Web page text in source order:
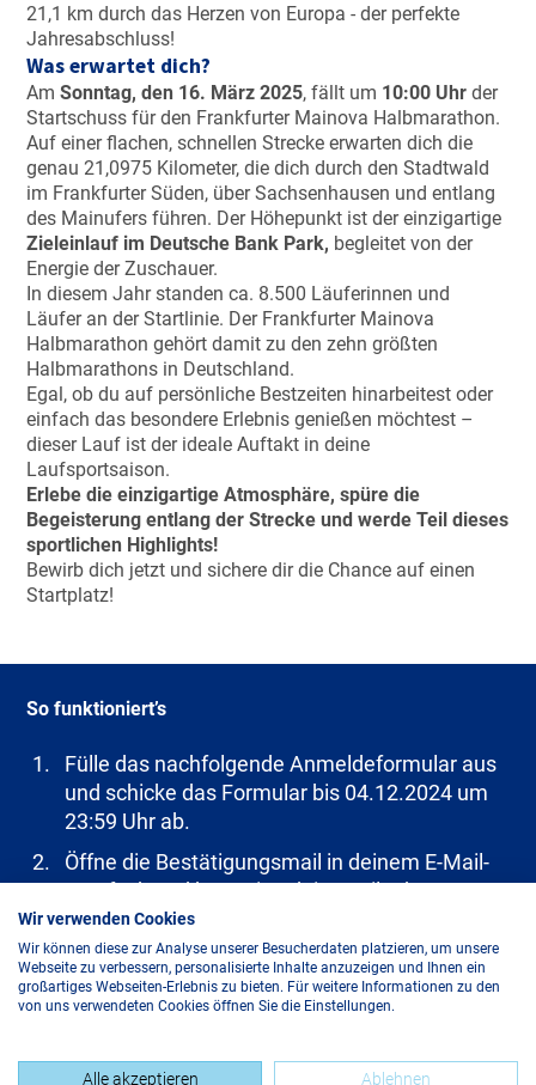
21,1 km durch das Herzen von Europa - der perfekte
Jahresabschluss!
Was erwartet dich?
AmSonntag, den 16. März 2025, fällt um 10:00 Uhr der
Startschuss für den Frankfurter Mainova Halbmarathon.
Auf einer flachen, schnellen Strecke erwarten dich die
genau 21,0975 Kilometer, die dich durch den Stadtwald
im Frankfurter Süden, über Sachsenhausen und entlang
des Mainufers führen. Der Höhepunkt ist der einzigartige
Zieleinlauf im Deutsche Bank Park, begleitet von der
Energie der Zuschauer.
In diesem Jahr standen ca. 8.500 Läuferinnen und
Läufer an der Startlinie. Der Frankfurter Mainova
Halbmarathon gehört damit zu den zehn größten
Halbmarathons in Deutschland.
Egal, ob du auf persönliche Bestzeiten hinarbeitest oder
einfach das besondere Erlebnis genießen möchtest –
dieser Lauf ist der ideale Auftakt in deine
Laufsportsaison.
Erlebe die einzigartige Atmosphäre, spüre die
Begeisterung entlang der Strecke und werde Teil dieses
sportlichen Highlights!
Bewirb dich jetzt und sichere dir die Chance auf einen
Startplatz!
So funktioniert’s
Fülle das nachfolgende Anmeldeformular aus
und schicke das Formular bis 04.12.2024 um
23:59 Uhr ab.
Öffne die Bestätigungsmail in deinem E-Mail-
Bei Rückfragen kannst du dich per E-Mail
angewinnen@mainova-aktionen.dewenden.
Wir verwenden Cookies
Wir können diese zur Analyse unserer Besucherdaten platzieren, um unsere
Webseite zu verbessern, personalisierte Inhalte anzuzeigen und Ihnen ein
großartiges Webseiten-Erlebnis zu bieten. Für weitere Informationen zu den
von uns verwendeten Cookies öffnen Sie die Einstellungen.
Alle akzeptieren Ablehnen